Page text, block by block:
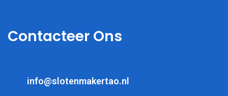
Contacteer Ons
info@slotenmakertao.nl